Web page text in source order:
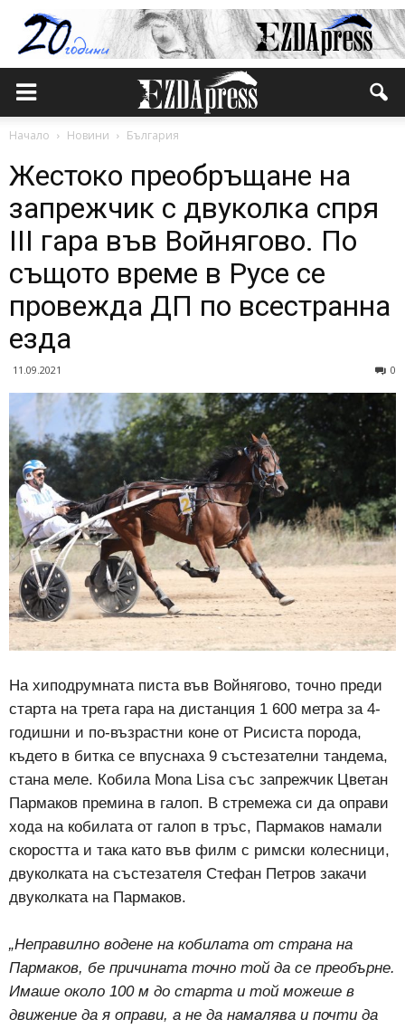
Начало Новини България
Жестоко преобръщане на
запрежчик с двуколка спря
III гара във Войнягово. По
същото време в Русе се
провежда ДП по всестранна
езда
11.09.2021 0
На хиподрумната писта във Войнягово, точно преди
старта на трета гара на дистанция 1 600 метра за 4-
годишни и по-възрастни коне от Рисиста порода,
където в битка се впуснаха 9 състезателни тандема,
стана меле. Кобила Моna Lisa със запрежчик Цветан
Пармаков премина в галоп. В стремежа си да оправи
хода на кобилата от галоп в тръс, Пармаков намали
скоростта и така като във филм с римски колесници,
двуколката на състезателя Стефан Петров закачи
двуколката на Пармаков.
„Неправилно водене на кобилата от страна на
Пармаков, бе причината точно той да се преобърне.
Имаше около 100 м до старта и той можеше в
движение да я оправи, а не да намалява и почти да